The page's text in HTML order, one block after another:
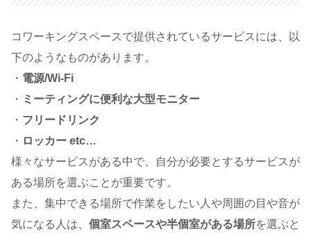
コワーキングスペースで提供されているサービスには、以
下のようなものがあります。
・ 電源/Wi-Fi
・ ミーティングに便利な大型モニター
・ フリードリンク
・ ロッカー etc…
様々なサービスがある中で、自分が必要とするサービスが
ある場所を選ぶことが重要です。
また、集中できる場所で作業をしたい人や周囲の目や音が
気になる人は、 個室スペースや半個室がある場所を選ぶと